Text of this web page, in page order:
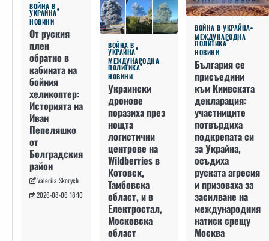
ВОЙНА В
УКРАЙНА
НОВИНИ
От руския
плен
обратно в
кабината на
бойния
хеликоптер:
Историята на
Иван
Пепеляшко
от
Болградския
район
Valeriia Skorych
2026-08-06 18:10
ВОЙНА В
УКРАЙНА
МЕЖДУНАРОДНА
ПОЛИТИКА
НОВИНИ
Украински
дронове
поразиха през
нощта
логистични
центрове на
Wildberries в
Котовск,
Тамбовска
област, и в
Електростал,
Московска
област
ВОЙНА В УКРАЙНА
МЕЖДУНАРОДНА
ПОЛИТИКА
НОВИНИ
България се
присъедини
към Киивската
декларация:
участниците
потвърдиха
подкрепата си
за Украйна,
осъдиха
руската агресия
и призоваха за
засилване на
международния
натиск срещу
Москва